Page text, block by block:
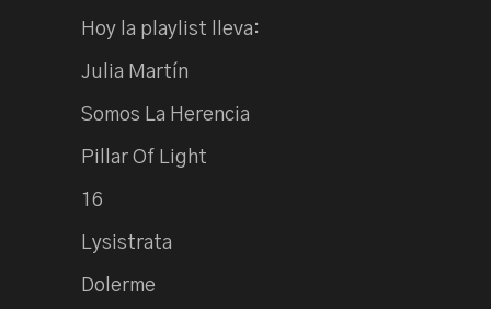
Hoy la playlist lleva:
Julia Martín
Somos La Herencia
Pillar Of Light
16
Lysistrata
Dolerme